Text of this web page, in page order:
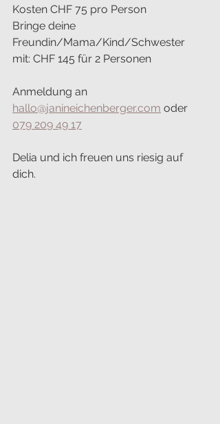
Kosten CHF 75 pro Person
Bringe deine
Freundin/Mama/Kind/Schwester
mit: CHF 145 für 2 Personen
Anmeldung an
hallo@janineichenberger.com oder
079 209 49 17
Delia und ich freuen uns riesig auf
dich.